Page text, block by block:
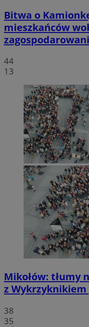
Bitwa o
mieszkańców
44
13
Mikołów: tłumy
z Wykrzyknikiem
38
35